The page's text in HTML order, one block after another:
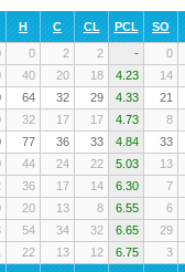
H C CL PCL SO
0 2 2 - 0
40 20 18 4.23 14
64 32 29 4.33 21
32 17 17 4.73 8
77 36 33 4.84 33
44 24 22 5.03 13
36 17 14 6.30 7
20 13 8 6.55 6
54 34 32 6.65 29
22 13 12 6.75 3